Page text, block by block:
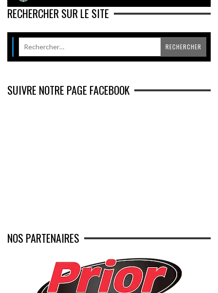
RECHERCHER SUR LE SITE
SUIVRE NOTRE PAGE FACEBOOK
NOS PARTENAIRES